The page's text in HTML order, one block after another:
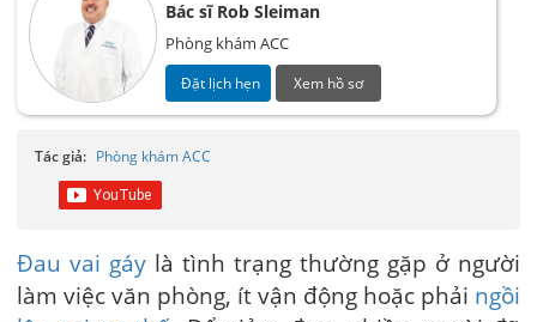
Bác sĩ Rob Sleiman
Phòng khám ACC
Đặt lịch hẹn Xem hồ sơ
Tác giả: Phòng khám ACC
Đau vai gáy là tình trạng thường gặp ở người
làm việc văn phòng, ít vận động hoặc phải ngồi